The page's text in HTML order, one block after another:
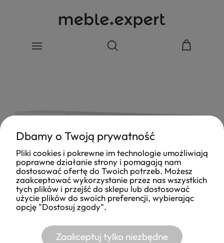
Dbamy o Twoją prywatność
Pliki cookies i pokrewne im technologie umożliwiają
poprawne działanie strony i pomagają nam
dostosować ofertę do Twoich potrzeb. Możesz
zaakceptować wykorzystanie przez nas wszystkich
tych plików i przejść do sklepu lub dostosować
użycie plików do swoich preferencji, wybierając
opcję "Dostosuj zgody".
Zaakceptuj tylko niezbędne